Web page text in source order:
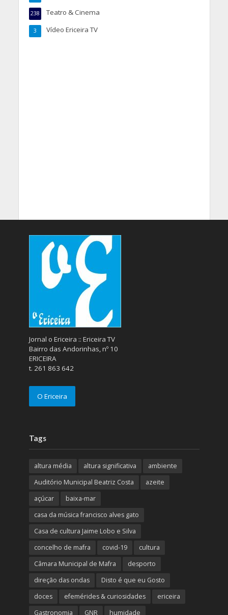
Teatro & Cinema
238
Vídeo Ericeira TV
3
Jornal o Ericeira :: Ericeira TV
Bairro das Andorinhas, nº 10
ERICEIRA
t. 261 863 642
O Ericeira
Tags
altura média altura significativa
ambiente
Auditório Municipal Beatriz Costa
azeite
açúcar
baixa-mar
casa da música francisco alves gato
Casa de cultura Jaime Lobo e Silva
concelho de mafra
covid-19
cultura
Câmara Municipal de Mafra
desporto
direção das ondas
Disto é que eu Gosto
doces
efemérides & curiosidades
ericeira
Gastronomia
GNR humidade